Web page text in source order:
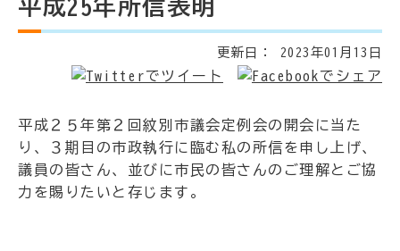
平成25年所信表明
更新日： 2023年01月13日
平成２５年第２回紋別市議会定例会の開会に当た
り、３期目の市政執行に臨む私の所信を申し上げ、
議員の皆さん、並びに市民の皆さんのご理解とご協
力を賜りたいと存じます。